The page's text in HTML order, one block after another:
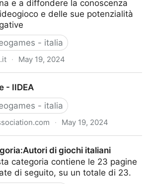
e a diffondere la conoscenza
e delle sue potenzialità
- italia
· May 19, 2024
- IIDEA
- italia
· May 19, 2024
di giochi italiani
categoria contiene le 23 pagine
di seguito, su un totale di 23.